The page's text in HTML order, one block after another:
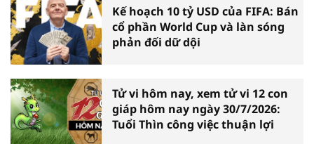
Kế hoạch 10 tỷ USD của FIFA: Bán
cổ phần World Cup và làn sóng
phản đối dữ dội
Tử vi hôm nay, xem tử vi 12 con
giáp hôm nay ngày 30/7/2026:
Tuổi Thìn công việc thuận lợi